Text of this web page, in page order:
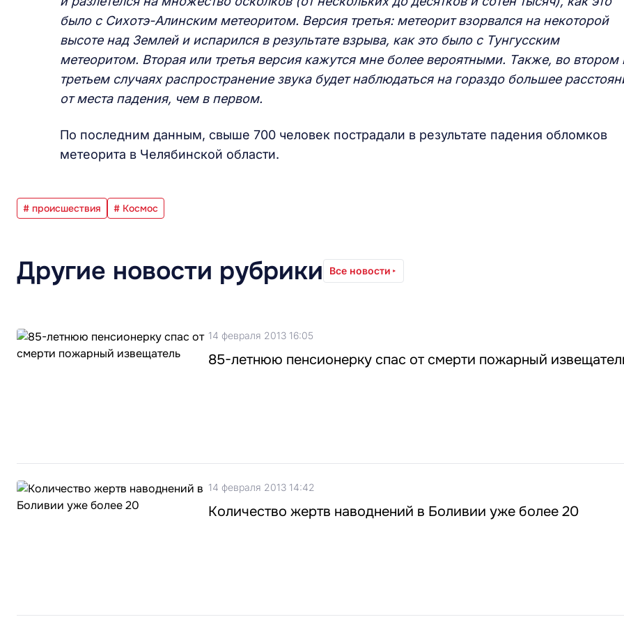
было с Сихотэ-Алинским метеоритом. Версия третья: метеорит взорвался на некоторой
высоте над Землей и испарился в результате взрыва, как это было с Тунгусским
метеоритом. Вторая или третья версия кажутся мне более вероятными. Также, во втором
третьем случаях распространение звука будет наблюдаться на гораздо большее
от места падения, чем в первом.
По последним данным, свыше 700 человек пострадали в результате падения обломков
метеорита в Челябинской области.
# происшествия # Космос
Другие новости рубрики Все новости
14 февраля 2013 16:05
85-летнюю пенсионерку спас от смерти пожарный
14 февраля 2013 14:42
Количество жертв наводнений в Боливии уже более 20